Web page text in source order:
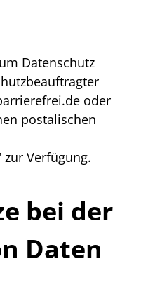
Datenschutz
oder
postalischen
Verfügung.
bei der
Daten